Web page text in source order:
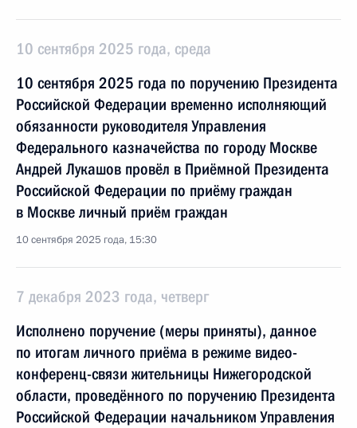
10 сентября 2025 года, среда
10 сентября 2025 года по поручению Президента
Российской Федерации временно исполняющий
обязанности руководителя Управления
Федерального казначейства по городу Москве
Андрей Лукашов провёл в Приёмной Президента
Российской Федерации по приёму граждан
в Москве личный приём граждан
10 сентября 2025 года, 15:30
7 декабря 2023 года, четверг
Исполнено поручение (меры приняты), данное
по итогам личного приёма в режиме видео-
конференц-связи жительницы Нижегородской
области, проведённого по поручению Президента
Российской Федерации начальником Управления